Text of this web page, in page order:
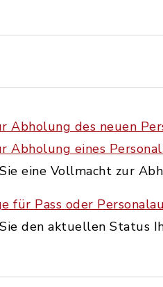
Abholung des neuen
Abholung eines
eine Vollmacht zur
für Pass oder
den aktuellen Status